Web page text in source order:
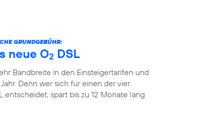
GRUNDGEBÜHR:
neue O2 DSL
Bandbreite in den Einsteigertarifen und
Denn wer sich für einen der vier
entscheidet, spart bis zu 12 Monate lang